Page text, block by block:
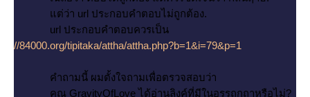
ต่ว่า url ประกอบคำตอบไม่ถูกต้อง.
url ประกอบคำตอบควรเป็น
//84000.org/tipitaka/attha/attha.php?b=1&i=79&p=1
คำถามนี้ ผมตั้งใจถามเพื่อตรวจสอบว่า
คุณ GravityOfLove ได้อ่านลิงค์ที่มีในอรรถกถาหรือไม่?